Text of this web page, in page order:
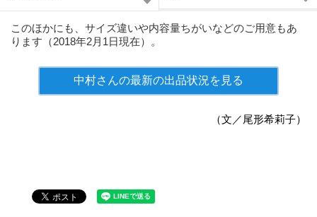
このほかにも、サイズ違いや内容量ちがいなどのご用意もあ
ります（2018年2月1日現在）。
中村さんの最新の出品状況を見る
（文／尾形希莉子）